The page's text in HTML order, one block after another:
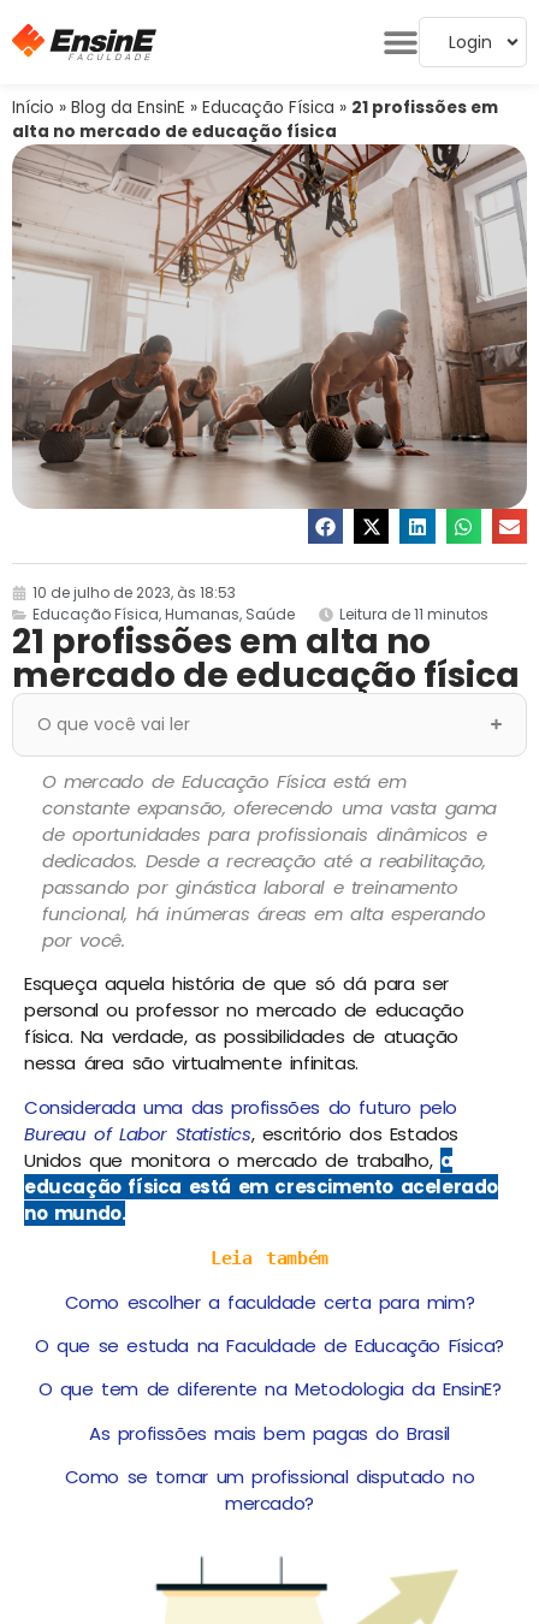
Login
Início » Blog da EnsinE » Educação Física » 21 profissões em
alta no mercado de educação física
10 de julho de 2023, às 18:53
Educação Física,Humanas, Saúde Leitura de 11 minutos
21 profissões em alta no
mercado de educação física
O que você vai ler
O mercado de Educação Física está em
constante expansão, oferecendo uma vasta gama
de oportunidades para profissionais dinâmicos e
dedicados. Desde a recreação até a reabilitação,
passando por ginástica laboral e treinamento
funcional, há inúmeras áreas em alta esperando
por você.
Esqueça aquela história de que só dá para ser
personal ou professor no mercado de educação
física. Na verdade, as possibilidades de atuação
nessa área são virtualmente infinitas.
Considerada uma das profissões do futuro pelo
Bureau of Labor Statistics, escritório dos Estados
Unidos que monitora o mercado de trabalho, a
educação física está em crescimento acelerado
no mundo.
Leia também
Como escolher a faculdade certa para mim?
O que se estuda na Faculdade de Educação Física?
O que tem de diferente na Metodologia da EnsinE?
As profissões mais bem pagas do Brasil
Como se tornar um profissional disputado no
mercado?